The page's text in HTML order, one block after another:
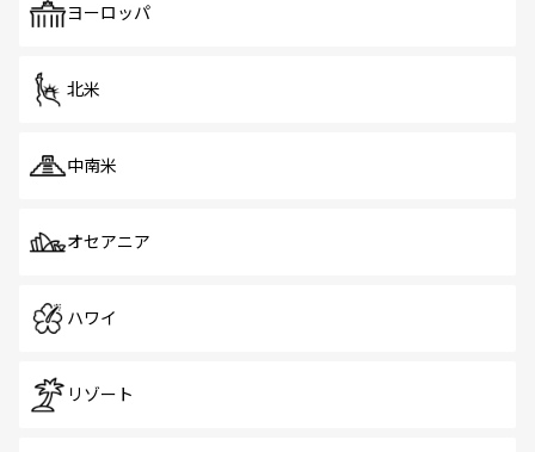
で、ホーカーズは地元の風情を楽しめる外せないスポット
ヨーロッパ
北米
中南米
オセアニア
ハワイ
リゾート